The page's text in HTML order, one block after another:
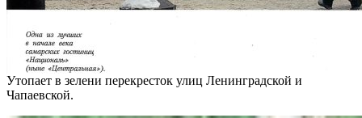
Утопает в зелени перекресток улиц Ленинградской и
Чапаевской.